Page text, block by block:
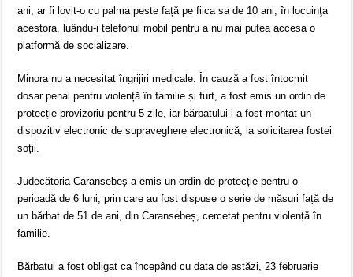
ani, ar fi lovit-o cu palma peste față pe fiica sa de 10 ani, în locuinţa
acestora, luându-i telefonul mobil pentru a nu mai putea accesa o
platformă de socializare.
Minora nu a necesitat îngrijiri medicale. În cauză a fost întocmit
dosar penal pentru violență în familie și furt, a fost emis un ordin de
protecție provizoriu pentru 5 zile, iar bărbatului i-a fost montat un
dispozitiv electronic de supraveghere electronică, la solicitarea fostei
soții.
Judecătoria Caransebeș a emis un ordin de protecție pentru o
perioadă de 6 luni, prin care au fost dispuse o serie de măsuri față de
un bărbat de 51 de ani, din Caransebeș, cercetat pentru violență în
familie.
Bărbatul a fost obligat ca începând cu data de astăzi, 23 februarie